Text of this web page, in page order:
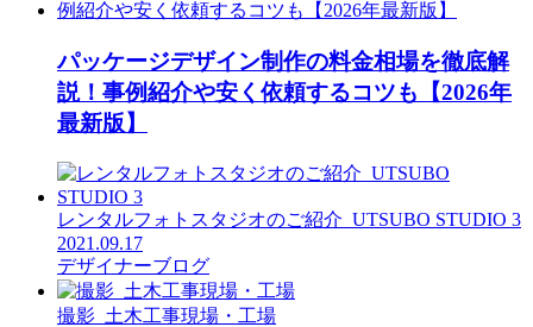
パッケージデザイン制作の料金相場を徹底解
説！事例紹介や安く依頼するコツも【2026年
最新版】
レンタルフォトスタジオのご紹介_UTSUBO STUDIO 3
2021.09.17
デザイナーブログ
撮影_土木工事現場・工場